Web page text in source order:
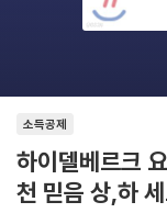
소득공제
하이델베르크
천 믿음 상,하